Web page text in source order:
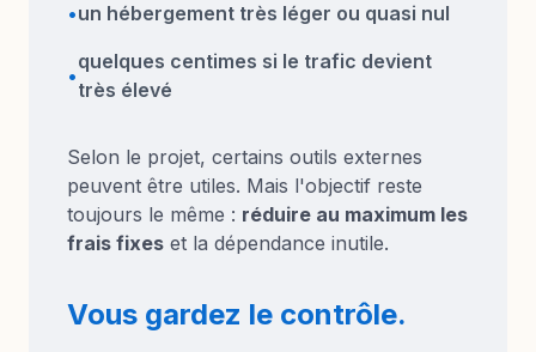
•un hébergement très léger ou quasi nul
•
quelques centimes si le trafic devient
très élevé
Selon le projet, certains outils externes
peuvent être utiles. Mais l'objectif reste
toujours le même : réduire au maximum les
frais fixes et la dépendance inutile.
Vous gardez le contrôle.